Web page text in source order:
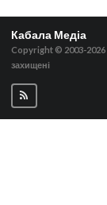
Кабала Медіа
Copyright © 2003-2026
захищені